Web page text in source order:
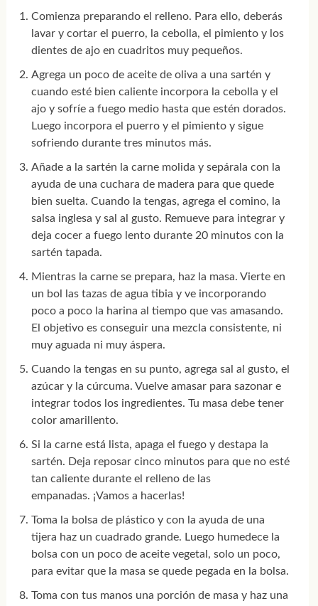
Comienza preparando el relleno. Para ello, deberás
lavar y cortar el puerro, la cebolla, el pimiento y los
dientes de ajo en cuadritos muy pequeños.
Agrega un poco de aceite de oliva a una sartén y
cuando esté bien caliente incorpora la cebolla y el
ajo y sofríe a fuego medio hasta que estén dorados.
Luego incorpora el puerro y el pimiento y sigue
sofriendo durante tres minutos más.
Añade a la sartén la carne molida y sepárala con la
ayuda de una cuchara de madera para que quede
bien suelta. Cuando la tengas, agrega el comino, la
salsa inglesa y sal al gusto. Remueve para integrar y
deja cocer a fuego lento durante 20 minutos con la
sartén tapada.
Mientras la carne se prepara, haz la masa. Vierte en
un bol las tazas de agua tibia y ve incorporando
poco a poco la harina al tiempo que vas amasando.
El objetivo es conseguir una mezcla consistente, ni
muy aguada ni muy áspera.
Cuando la tengas en su punto, agrega sal al gusto, el
azúcar y la cúrcuma. Vuelve amasar para sazonar e
integrar todos los ingredientes. Tu masa debe tener
color amarillento.
Si la carne está lista, apaga el fuego y destapa la
sartén. Deja reposar cinco minutos para que no esté
tan caliente durante el relleno de las
empanadas. ¡Vamos a hacerlas!
Toma la bolsa de plástico y con la ayuda de una
tijera haz un cuadrado grande. Luego humedece la
bolsa con un poco de aceite vegetal, solo un poco,
para evitar que la masa se quede pegada en la bolsa.
Toma con tus manos una porción de masa y haz una